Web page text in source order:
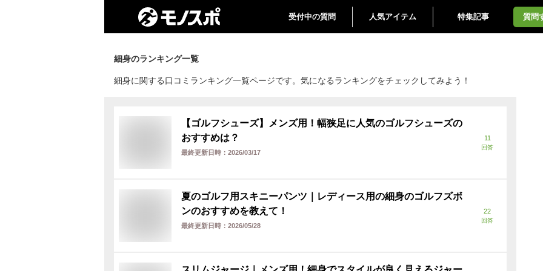
受付中の質問 人気アイテム 特集記事 質問
細身のランキング一覧
細身に関する口コミランキング一覧ページです。気になるランキングをチェックしてみよう！
【ゴルフシューズ】メンズ用！幅狭足に人気のゴルフシューズの
おすすめは？
最終更新日時： 2026/03/17
11
回答
夏のゴルフ用スキニーパンツ｜レディース用の細身のゴルフズボ
ンのおすすめを教えて！
最終更新日時： 2026/05/28
22
回答